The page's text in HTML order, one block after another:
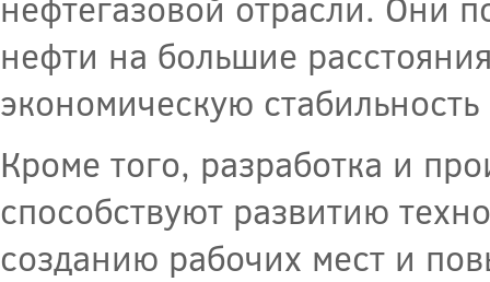
нефти на большие
экономическую
Кроме того, разработка и
способствуют развитию
созданию рабочих мест и